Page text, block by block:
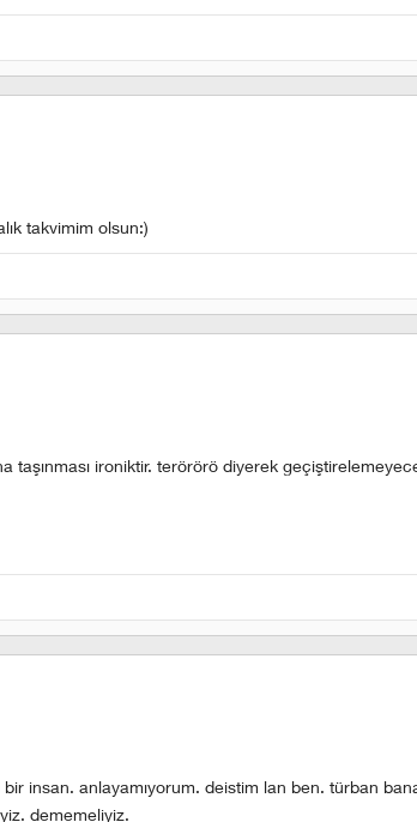
takvimim olsun:)
taşınması ironiktir. terörörö diyerek
insan. anlayamıyorum. deistim lan ben. türban
dememeliyiz.